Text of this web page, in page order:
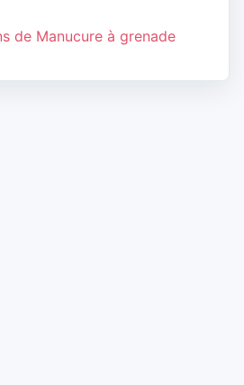
de Manucure à grenade